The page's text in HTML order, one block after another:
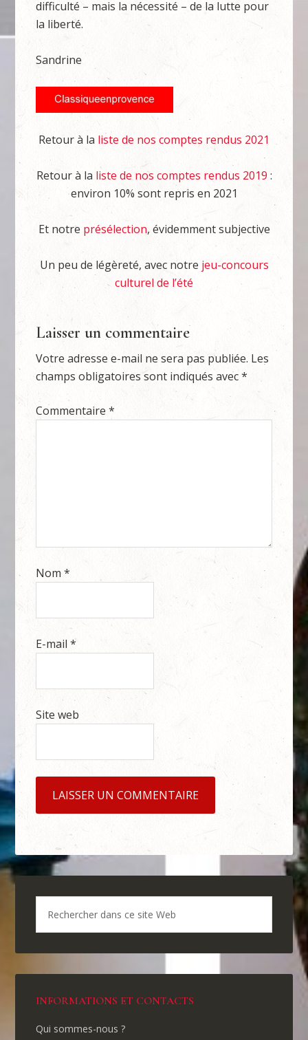
difficulté – mais la nécessité – de la lutte pour
la liberté.
Sandrine
Retour à la liste de nos comptes rendus 2021
Retour à la liste de nos comptes rendus 2019 :
environ 10% sont repris en 2021
Et notre présélection, évidemment subjective
Un peu de légèreté, avec notre jeu-concours
culturel de l’été
Laisser un commentaire
Votre adresse e-mail ne sera pas publiée. Les
champs obligatoires sont indiqués avec*
Commentaire*
Nom*
E-mail*
Site web
INFORMATIONS ET CONTACTS
Qui sommes-nous ?